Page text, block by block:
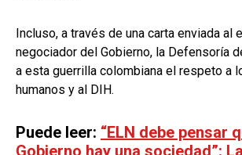
Incluso, a través de una carta enviada al
negociador del Gobierno, la Defensoría
a esta guerrilla colombiana el respeto a
humanos y al DIH.
Puede leer: “ELN debe pensar
Gobierno hay una sociedad”: